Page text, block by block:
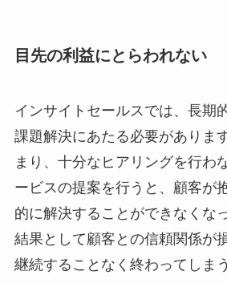
目先の利益にとらわれない
インサイトセールスでは、長期
課題解決にあたる必要がありま
まり、十分なヒアリングを行わ
ービスの提案を行うと、顧客が
的に解決することができなくな
結果として顧客との信頼関係が
継続することなく終わってしま